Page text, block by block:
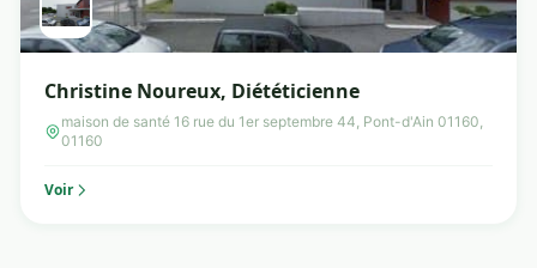
Christine Noureux, Diététicienne
maison de santé 16 rue du 1er septembre 44, Pont-d'Ain 01160,
01160
Voir